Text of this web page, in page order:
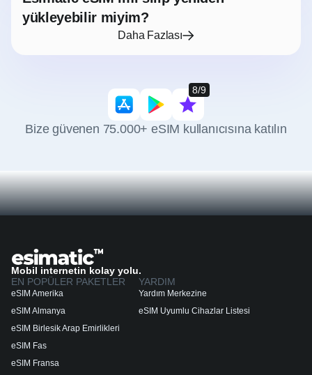
yükleyebilir miyim?
Daha Fazlası
8/9
Bize güvenen 75.000+ eSIM kullanıcısına katılın
Mobil internetin kolay yolu.
EN POPÜLER PAKETLER
eSIM Amerika
eSIM Almanya
eSIM Birlesik Arap Emirlikleri
eSIM Fas
eSIM Fransa
YARDIM
Yardım Merkezine
eSIM Uyumlu Cihazlar Listesi